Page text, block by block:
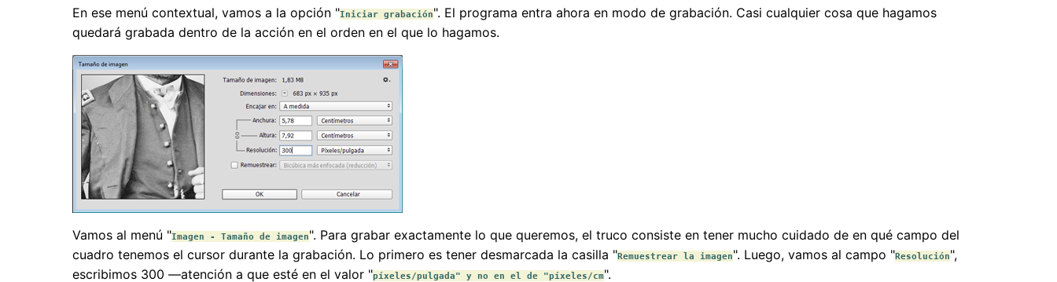
En ese menú contextual, vamos a la opción "Iniciar grabación". El programa entra ahora en modo de grabación. Casi cualquier cosa que hagamos
quedará grabada dentro de la acción en el orden en el que lo hagamos.
Vamos al menú "Imagen - Tamaño de imagen". Para grabar exactamente lo que queremos, el truco consiste en tener mucho cuidado de en qué campo del
cuadro tenemos el cursor durante la grabación. Lo primero es tener desmarcada la casilla "Remuestrear la imagen". Luego, vamos al campo "Resolución",
escribimos 300 —atención a que esté en el valor "píxeles/pulgada" y no en el de "píxeles/cm".